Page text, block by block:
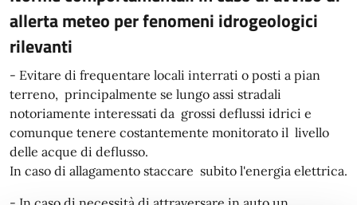
allerta meteo per fenomeni idrogeologici
rilevanti
- Evitare di frequentare locali interrati o posti a pian
terreno, principalmente se lungo assi stradali
notoriamente interessati da grossi deflussi idrici e
comunque tenere costantemente monitorato il livello
delle acque di deflusso.
In caso di allagamento staccare subito l'energia elettrica.